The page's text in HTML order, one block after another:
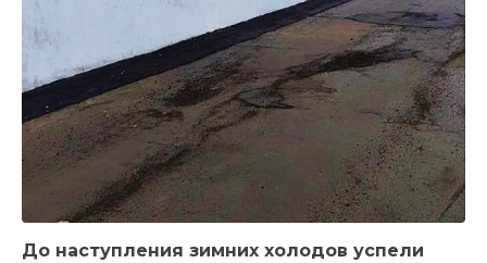
До наступления зимних холодов успели